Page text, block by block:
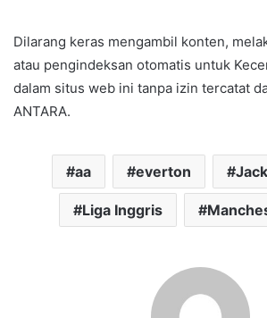
Dilarang keras mengambil konten,
atau pengindeksan otomatis untuk
dalam situs web ini tanpa izin tercatat
ANTARA.
aa everton
Liga Inggris